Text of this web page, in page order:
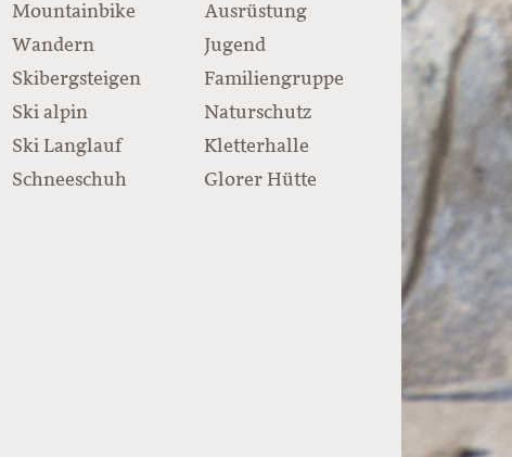
Mountainbike
Wandern
Skibergsteigen
Ski alpin
Ski Langlauf
Schneeschuh
Ausrüstung
Jugend
Familiengruppe
Naturschutz
Kletterhalle
Glorer Hütte